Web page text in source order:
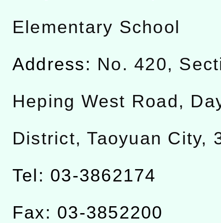
Elementary School
Address: No. 420,
Heping West Road,
District, Taoyuan City,
Tel: 03-3862174
Fax: 03-3852200